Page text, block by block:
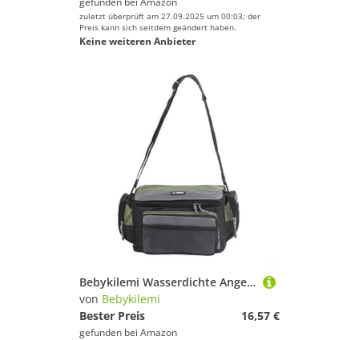
zuletzt überprüft am 27.09.2025 um 00:03; der
Preis kann sich seitdem geändert haben.
Keine weiteren Anbieter
Bebykilemi Wasserdichte Angelausrüstungstasche, 600D Oxford-Stoff, mehrere Taschen, Tragetasche mit abnehmbaren, verstellbaren Schultergurten für Köder, Aufbewahrung von Ausrüstung
von Bebykilemi
Bester Preis
16,57 €
gefunden bei Amazon